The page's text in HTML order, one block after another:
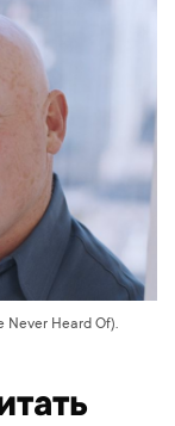
Never Heard Of).